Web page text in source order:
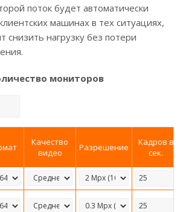
поток будет автоматически
машинах в тех ситуациях,
снизить нагрузку без потери
мониторов
Качество
видео
Разрешение
Кадров в
сек.